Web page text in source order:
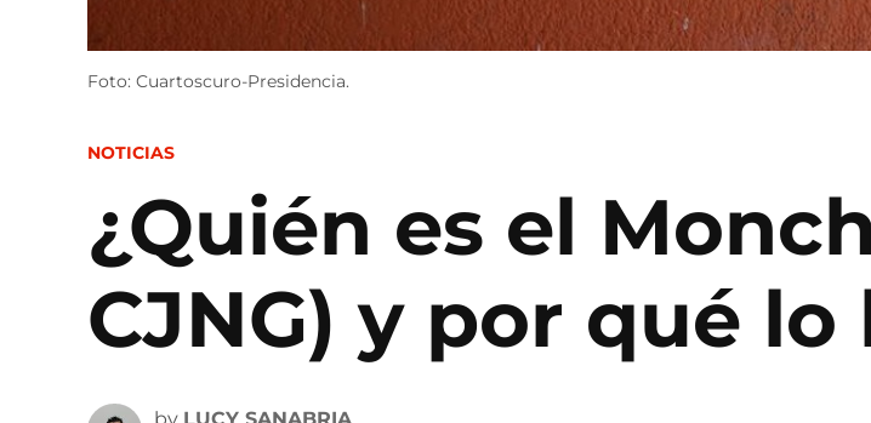
Foto: Cuartoscuro-Presidencia.
POSTED
NOTICIAS
¿Quién es el
CJNG) y por qué
by LUCY SANABRIA